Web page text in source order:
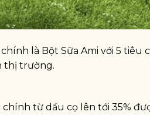
là Bột Sữa Ami với 5 tiêu
thị trường.
chính từ dầu cọ lên tới 35%